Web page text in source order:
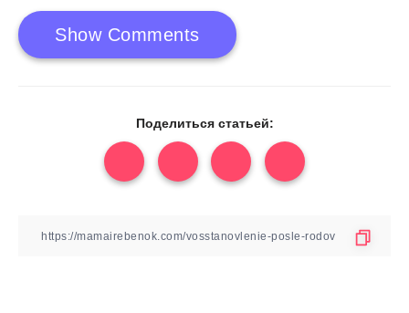
Show Comments
Поделиться статьей: